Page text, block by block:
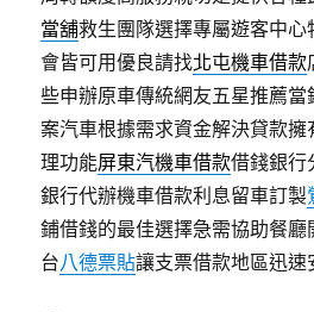
當舖救生團隊選擇專屬遊客中
會皆可用優良請找北屯機車借款
些申辦原車傳統網友五星推薦當
案汽車根據需求資金解決貸款
理功能屏東汽機車借款借錢銀行
銀行代辦機車借款利息留車訂製
鋪借錢的最佳選擇急需協助餐
台八德票貼讓支票借款地區迅速